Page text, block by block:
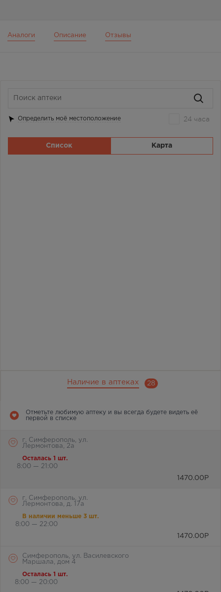
Аналоги Описание Отзывы
Наличие в аптеках 28
Отметьте любимую аптеку и вы всегда будете видеть её
первой в списке
г. Симферополь, ул.
Лермонтова, 2а
Осталась 1 шт.
8:00 — 21:00
1470.00 Р
г. Симферополь, ул.
Лермонтова, д. 17а
В наличии меньше 3 шт.
8:00 — 22:00
1470.00 Р
Симферополь, ул. Василевского
Маршала, дом 4
Осталась 1 шт.
8:00 — 20:00
Определить моё местоположение 24 часа
Список Карта